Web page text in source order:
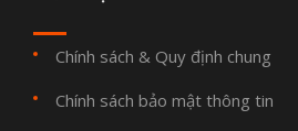
Chính sách & Quy định chung
Chính sách bảo mật thông tin